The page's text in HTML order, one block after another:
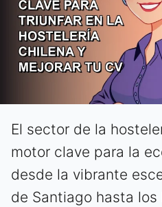
El sector de la
motor clave para la
desde la vibrante
de Santiago hasta